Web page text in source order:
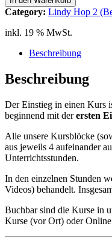
2
(Beg-
Int)
1
kleine
Steps
Menge
Category: Lindy Hop 2
inkl. 19 % MwSt.
Beschreibung
Beschreibung
Der Einstieg in einen Kurs
beginnend mit derersten
Alle unsere Kursblöcke
aus jeweils 4 aufeinander
Unterrichtsstunden.
In den einzelnen Stunden
Videos) behandelt.
Buchbar sind die Kurse in
Kurse (vor Ort) oder